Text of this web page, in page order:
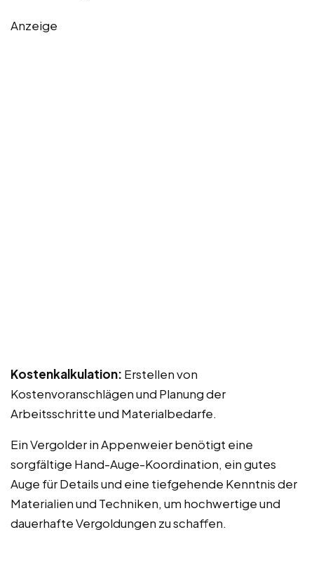
Anzeige
Kostenkalkulation: Erstellen von
Kostenvoranschlägen und Planung der
Arbeitsschritte und Materialbedarfe.
Ein Vergolder in Appenweier benötigt eine
sorgfältige Hand-Auge-Koordination, ein gutes
Auge für Details und eine tiefgehende Kenntnis der
Materialien und Techniken, um hochwertige und
dauerhafte Vergoldungen zu schaffen.